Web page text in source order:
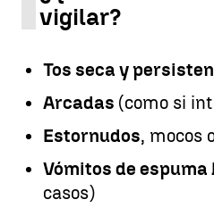
vigilar?
Tos seca y
Arcadas (como si
Estornudos, mocos
Vómitos de espuma
casos)